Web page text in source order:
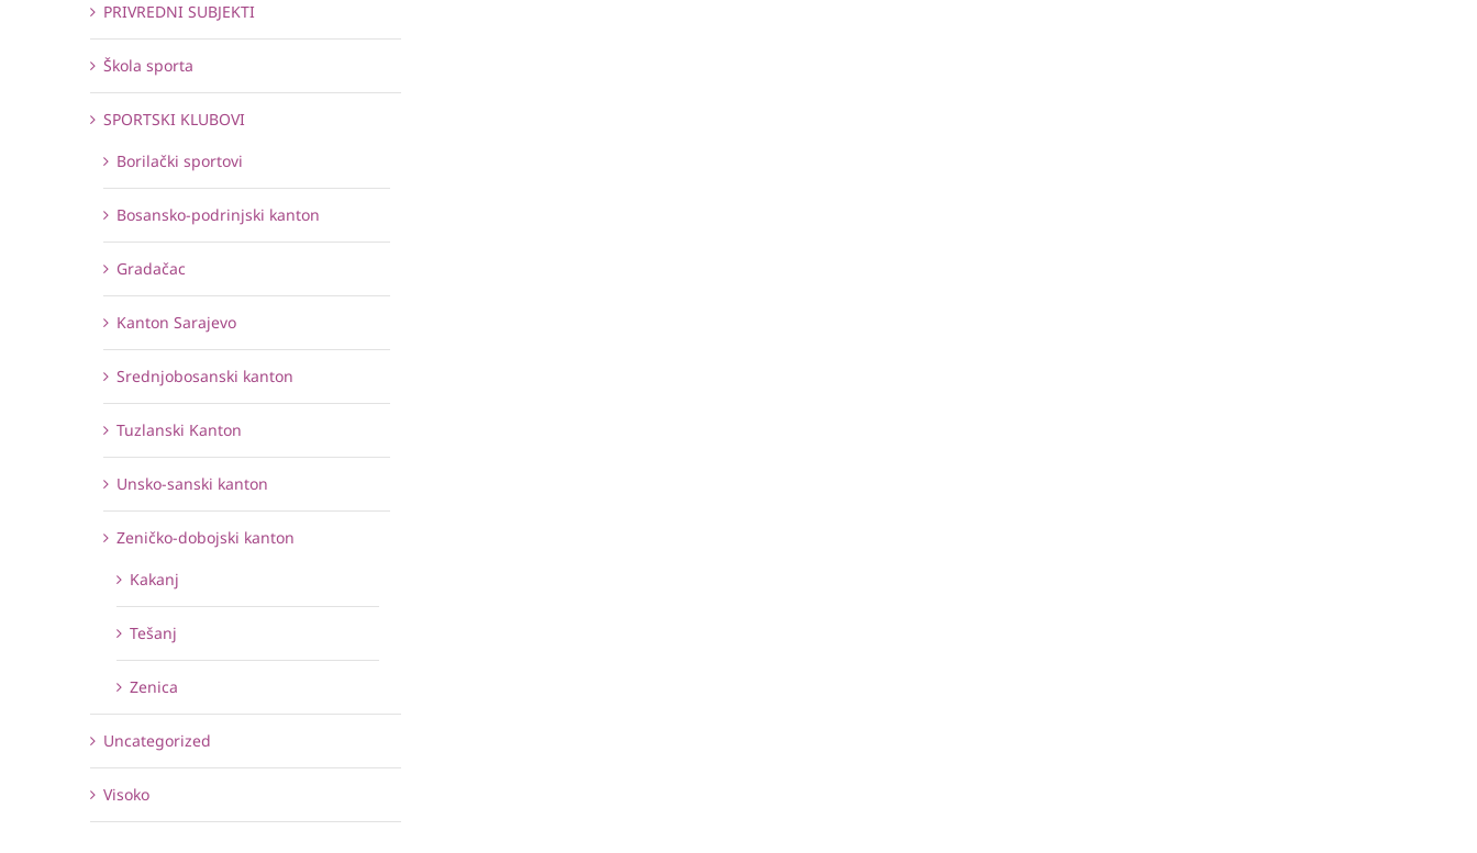
PRIVREDNI SUBJEKTI
Škola sporta
SPORTSKI KLUBOVI
Borilački sportovi
Bosansko-podrinjski kanton
Gradačac
Kanton Sarajevo
Srednjobosanski kanton
Tuzlanski Kanton
Unsko-sanski kanton
Zeničko-dobojski kanton
Kakanj
Tešanj
Zenica
Uncategorized
Visoko